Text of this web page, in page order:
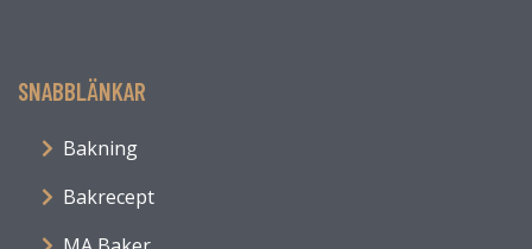
SNABBLÄNKAR
Bakning
Bakrecept